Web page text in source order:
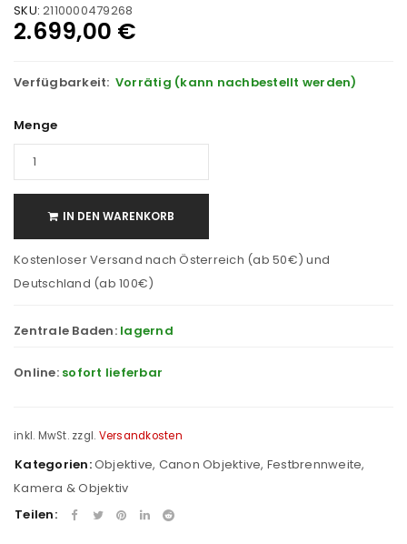
SKU: 2110000479268
2.699,00 €
Verfügbarkeit: Vorrätig (kann nachbestellt werden)
Menge
IN DEN WARENKORB
Kostenloser Versand nach Österreich (ab 50€) und
Deutschland (ab 100€)
Zentrale Baden: lagernd
Online: sofort lieferbar
inkl. MwSt. zzgl. Versandkosten
Kategorien:Objektive, Canon Objektive, Festbrennweite,
Kamera & Objektiv
Teilen: